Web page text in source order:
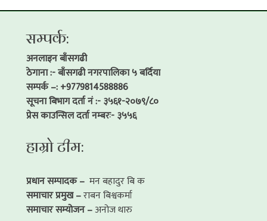
सम्पर्क:
अनलाइन बाँसगढी
ठेगाना :- बाँसगढी नगरपालिका ५ बर्दिया
सम्पर्क –: +9779814588886
सूचना बिभाग दर्ता नं :- ३५६१-२०७९/८०
प्रेस काउन्सिल दर्ता नम्बरः- ३५५६
हाम्रो टीम:
प्रधान सम्पादक – मन बहादुर बि क
समाचार प्रमुख –राबन बिश्वकर्मा
समाचार सम्योजन –अनोज थारु